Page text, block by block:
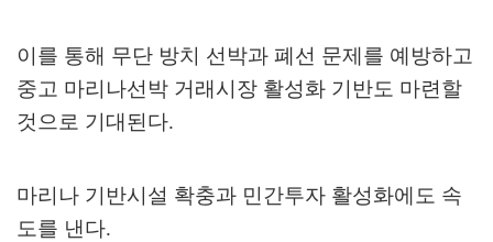
이를 통해 무단 방치 선박과 폐선 문제를 예방하고
중고 마리나선박 거래시장 활성화 기반도 마련할
것으로 기대된다.
마리나 기반시설 확충과 민간투자 활성화에도 속
도를 낸다.